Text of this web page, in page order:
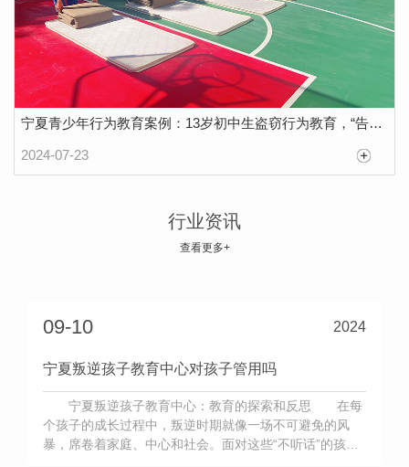
宁夏青少年行为教育案例：13岁初中生盗窃行为教育，“告别攀比心”悔过自新的故事
2024-07-23
行业资讯
查看更多+
家庭教育 | 孩子叛逆，说教没有用，这样做让孩子走出泥潭
想要那样做，你想要他东，但他总是向西走。那是孩
不见。 父母不断地说话，但会增加孩子的叛逆行
09-10 2024
宁夏叛逆孩子教育中心对孩子管用吗
宁夏叛逆孩子教育中心：教育的探索和反思 在每
个孩子的成长过程中，叛逆时期就像一场不可避免的风
暴，席卷着家庭、中心和社会。面对这些“不听话”的孩